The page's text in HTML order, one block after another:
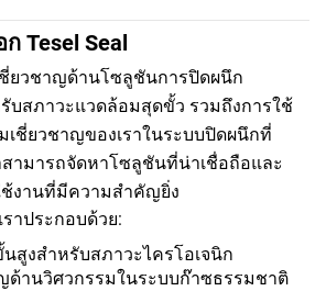
Tesel Seal
ชี่ยวชาญด้านโซลูชันการปิดผนึก
บสภาวะแวดล้อมสุดขั้ว รวมถึงการใช้
เชี่ยวชาญของเราในระบบปิดผนึกที่
ามารถจัดหาโซลูชันที่น่าเชื่อถือและ
งานที่มีความสำคัญยิ่ง
าประกอบด้วย:
สูงสำหรับสภาวะไครโอเจนิก
ด้านวิศวกรรมในระบบก๊าซธรรมชาติ